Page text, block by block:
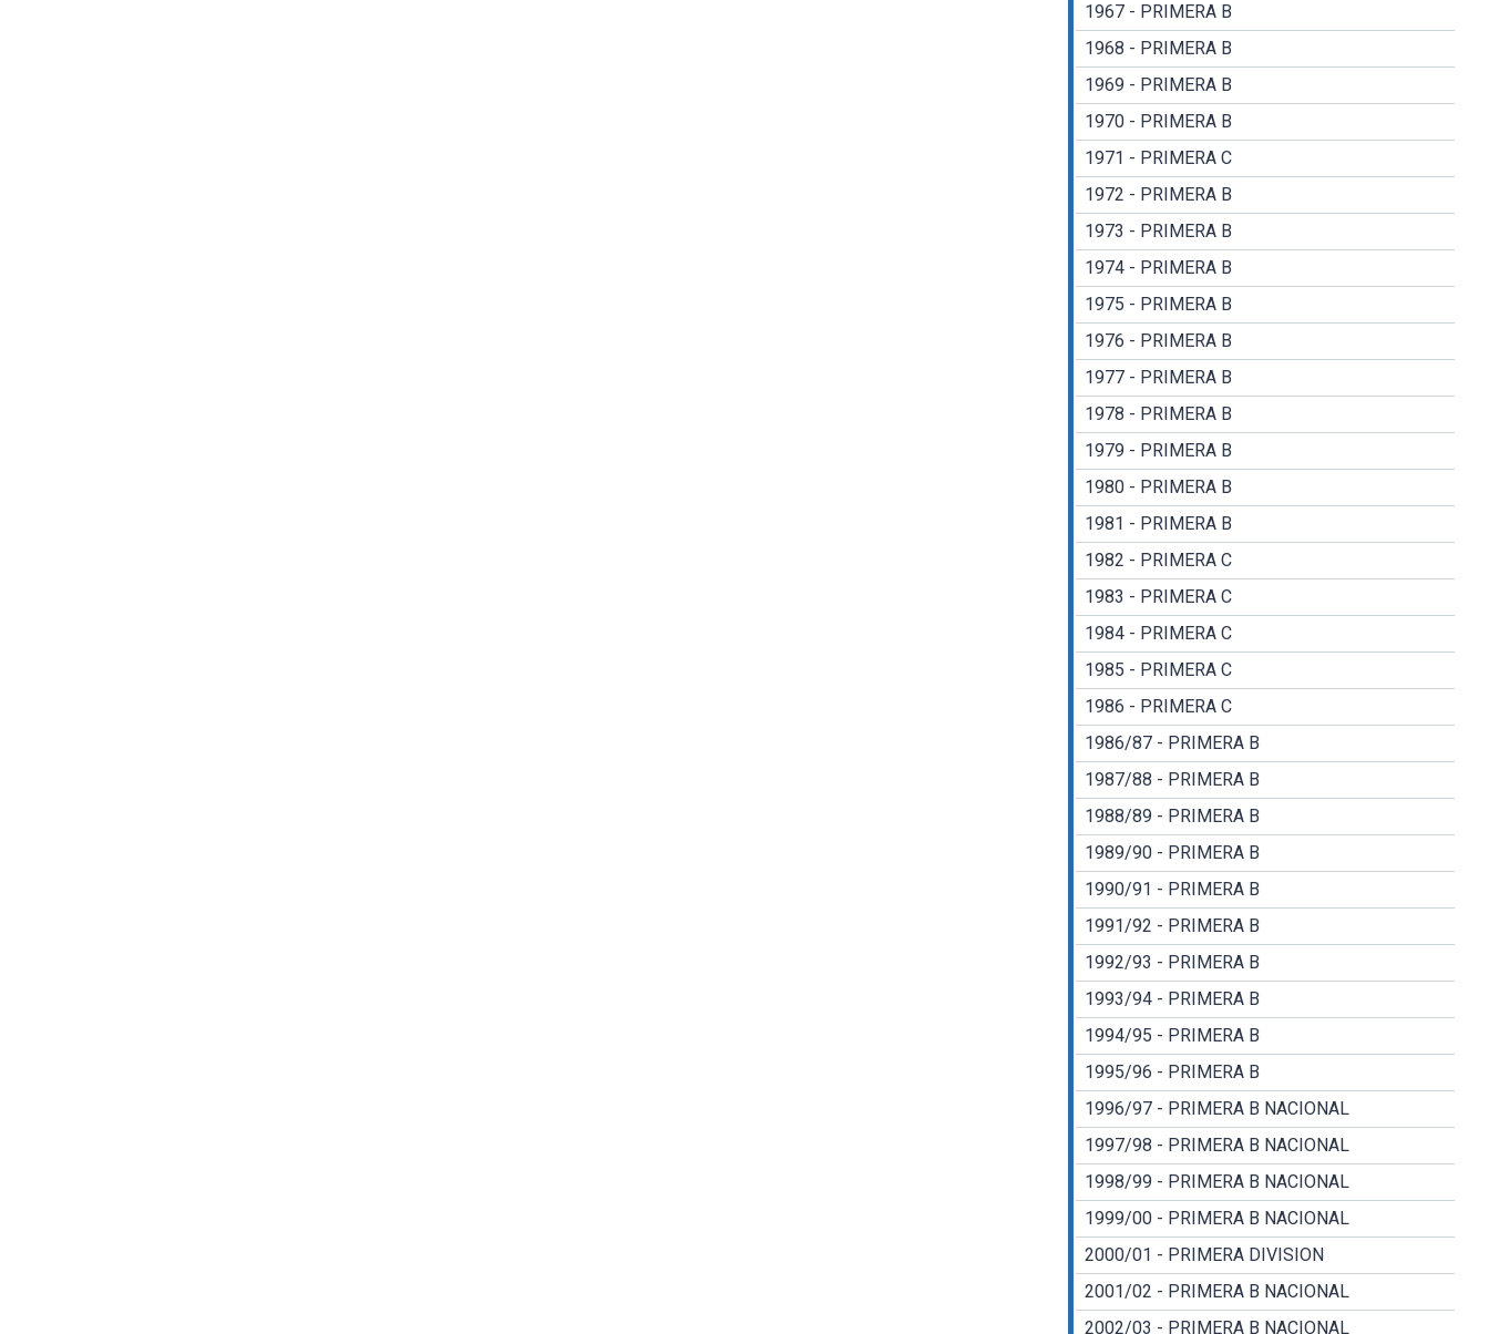
1967 - PRIMERA B
1968 - PRIMERA B
1969 - PRIMERA B
1970 - PRIMERA B
1971 - PRIMERA C
1972 - PRIMERA B
1973 - PRIMERA B
1974 - PRIMERA B
1975 - PRIMERA B
1976 - PRIMERA B
1977 - PRIMERA B
1978 - PRIMERA B
1979 - PRIMERA B
1980 - PRIMERA B
1981 - PRIMERA B
1982 - PRIMERA C
1983 - PRIMERA C
1984 - PRIMERA C
1985 - PRIMERA C
1986 - PRIMERA C
1986/87 - PRIMERA B
1987/88 - PRIMERA B
1988/89 - PRIMERA B
1989/90 - PRIMERA B
1990/91 - PRIMERA B
1991/92 - PRIMERA B
1992/93 - PRIMERA B
1993/94 - PRIMERA B
1994/95 - PRIMERA B
1995/96 - PRIMERA B
1996/97 - PRIMERA B NACIONAL
1997/98 - PRIMERA B NACIONAL
1998/99 - PRIMERA B NACIONAL
1999/00 - PRIMERA B NACIONAL
2000/01 - PRIMERA DIVISION
2001/02 - PRIMERA B NACIONAL
2002/03 - PRIMERA B NACIONAL